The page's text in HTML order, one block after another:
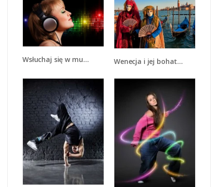
Wsłuchaj się w muzykę - L015 Wenecja i jej bohaterowie - L210